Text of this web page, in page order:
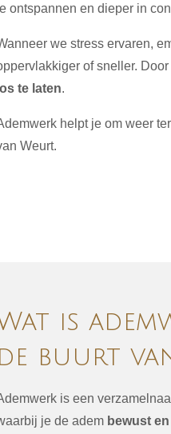
ontspannen en dieper in
we stress ervaren,
of sneller.
los te laten.
helpt je om weer
Weurt.
is
de buurt
is een
je de adem bewust